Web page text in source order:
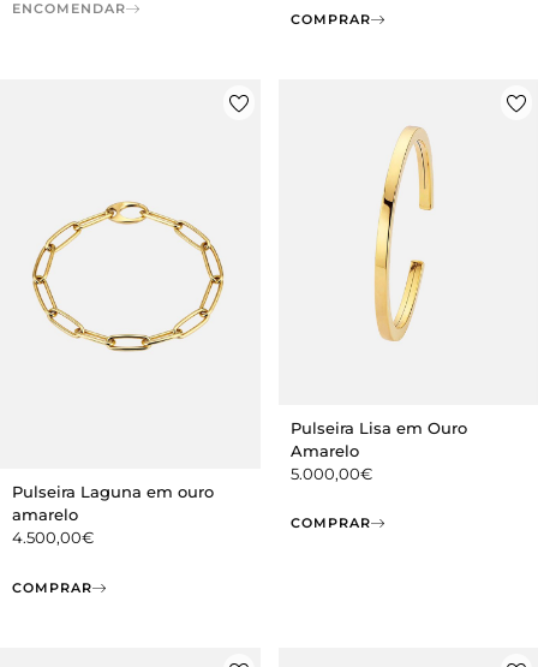
ENCOMENDAR
COMPRAR
Pulseira Laguna em ouro
amarelo
4.500,00€
COMPRAR
Pulseira Lisa em Ouro
Amarelo
5.000,00€
COMPRAR